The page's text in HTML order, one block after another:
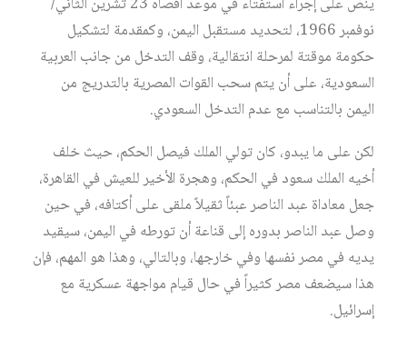
نوفمبر 1966، لتحديد مستقبل اليمن، وكمقدمة لتشكيل
حكومة موقتة لمرحلة انتقالية، وقف التدخل من جانب العربية
السعودية، على أن يتم سحب القوات المصرية بالتدريج من
اليمن بالتناسب مع عدم التدخل السعودي.
لكن على ما يبدو، كان تولي الملك فيصل الحكم، حيث خلف
أخيه الملك سعود في الحكم، وهجرة الأخير للعيش في القاهرة،
جعل معاداة عبد الناصر عبئاً ثقيلاً ملقى على أكتافه، في حين
وصل عبد الناصر بدوره إلى قناعة أن تورطه في اليمن، سيقيد
يديه في مصر نفسها وفي خارجها، وبالتالي، وهذا هو المهم، فإن
هذا سيضعف مصر كثيراً في حال قيام مواجهة عسكرية مع
إسرائيل.